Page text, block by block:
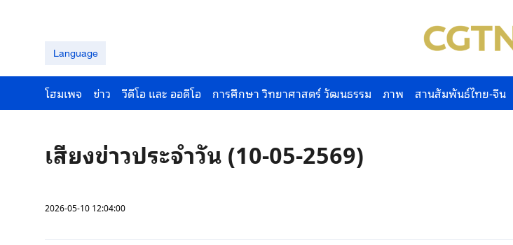
Language
โฮมเพจ ข่าว วีดีโอ และ ออดีโอ การศึกษา วิทยาศาสตร์ วัฒนธรรม ภาพ สานสัมพันธ์ไทย-จีน
เสียงข่าวประจำวัน (10-05-2569)
2026-05-10 12:04:00